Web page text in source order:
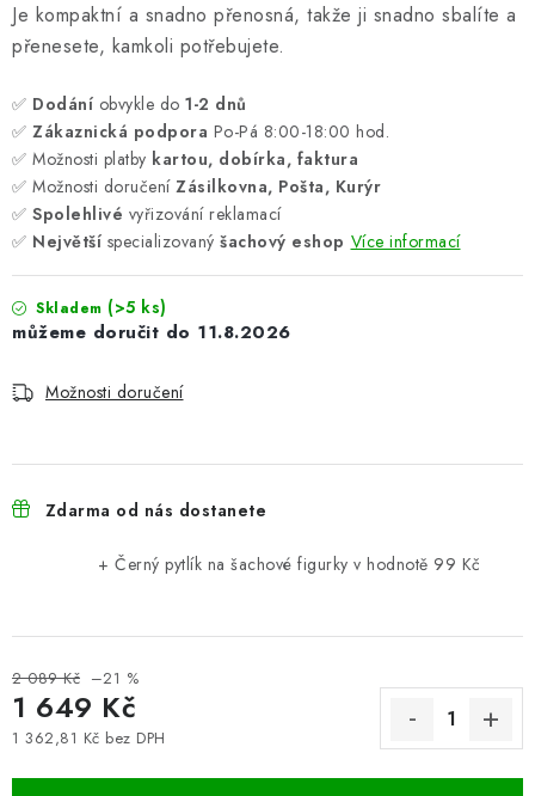
Je kompaktní a snadno přenosná, takže ji snadno sbalíte a
přenesete, kamkoli potřebujete.
✅ Dodání obvykle do 1-2 dnů
✅ Zákaznická podpora Po-Pá 8:00-18:00 hod.
✅ Možnosti platby kartou, dobírka, faktura
✅ Možnosti doručení Zásilkovna, Pošta, Kurýr
✅ Spolehlivé vyřizování reklamací
✅ Největší specializovaný šachový eshop Více informací
Skladem (>5 ks)
11.8.2026
Možnosti doručení
Zdarma od nás dostanete
+ Černý pytlík na šachové figurky v hodnotě 99 Kč
2 089 Kč –21 %
1 649 Kč
1 362,81 Kč bez DPH